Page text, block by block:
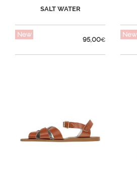
SALT WATER
New
95,00€
New